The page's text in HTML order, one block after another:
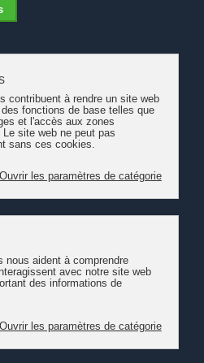
Chavannes-près-Renens et
autour des enfants à besoins
deux années de travail, un
Enjeux et défis
avec pertinence et de
la présence d'enfants BEP induit
un risque accru d’épuisement des
les relations au sein de l’équipe
les enfants, les parents, voire
aussi impacter négativement le
Environ 20% du réseau
15 % des situations exigent des
être proposées pour un enfant ou
situations les plus complexes tels
durables (environ 5 %